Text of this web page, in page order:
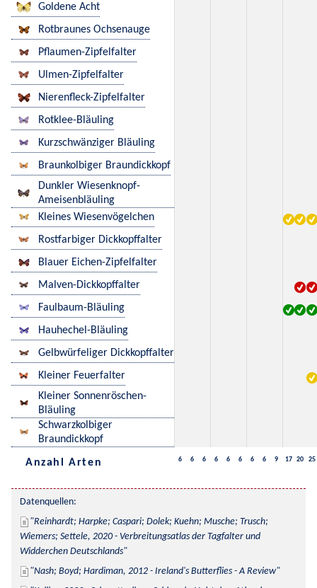
Goldene Acht
Rotbraunes Ochsenauge
Pflaumen-Zipfelfalter
Ulmen-Zipfelfalter
Nierenfleck-Zipfelfalter
Rotklee-Bläuling
Kurzschwänziger Bläuling
Braunkolbiger Braundickkopf
Dunkler Wiesenknopf-
Ameisenbläuling
Kleines Wiesenvögelchen
Rostfarbiger Dickkopffalter
Blauer Eichen-Zipfelfalter
Malven-Dickkopffalter
Faulbaum-Bläuling
Hauhechel-Bläuling
Gelbwürfeliger Dickkopffalter
Kleiner Feuerfalter
Kleiner Sonnenröschen-
Bläuling
Schwarzkolbiger
Braundickkopf
Anzahl Arten 6 6 6 6 6 6 6 6 9 17 20 25
Datenquellen:
Reinhardt; Harpke; Caspari; Dolek; Kuehn; Musche; Trusch;
Wiemers; Settele, 2020 - Verbreitungsatlas der Tagfalter und
Widderchen Deutschlands
Nash; Boyd; Hardiman, 2012 - Ireland's Butterflies - A Review